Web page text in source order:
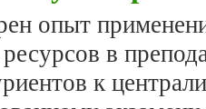
опыт
в
к